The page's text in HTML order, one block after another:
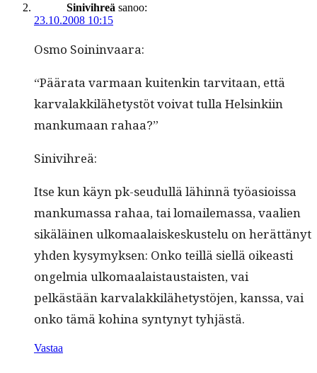
Sinivihreä sanoo:
23.10.2008 10:15
Osmo Soin­in­vaara:
“Päära­ta var­maan kuitenkin tarvi­taan, että
kar­valakkilähetys­töt voivat tul­la Helsinki­in
manku­maan rahaa?”
Sinivihreä:
Itse kun käyn pk-seudul­lä lähin­nä työa­siois­sa
manku­mas­sa rahaa, tai lomaile­mas­sa, vaalien
sikäläi­nen ulko­maalaiskeskustelu on herät­tänyt
yhden kysymyk­sen: Onko teil­lä siel­lä oikeasti
ongelmia ulko­maalais­taus­tais­ten, vai
pelkästään kar­valakkilähetys­tö­jen, kanssa, vai
onko tämä kohi­na syn­tynyt tyhjästä.
Vastaa